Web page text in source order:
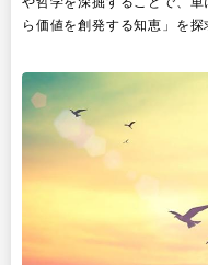
ら価値を創発する知恵」を探